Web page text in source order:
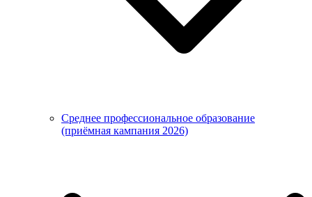
Среднее профессиональное образование
(приёмная кампания 2026)